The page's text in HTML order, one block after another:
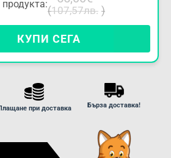
(107,57лв. )
КУПИ СЕГА
при доставка Бърза доставка!